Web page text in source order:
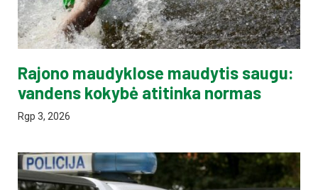
Rajono maudyklose maudytis saugu:
vandens kokybė atitinka normas
Rgp 3, 2026